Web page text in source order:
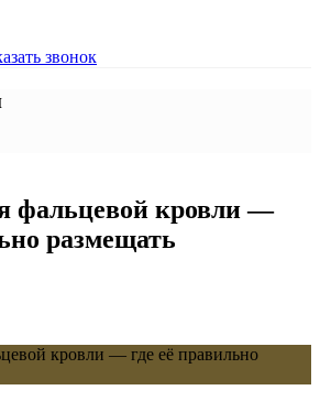
звонок
фальцевой кровли —
размещать